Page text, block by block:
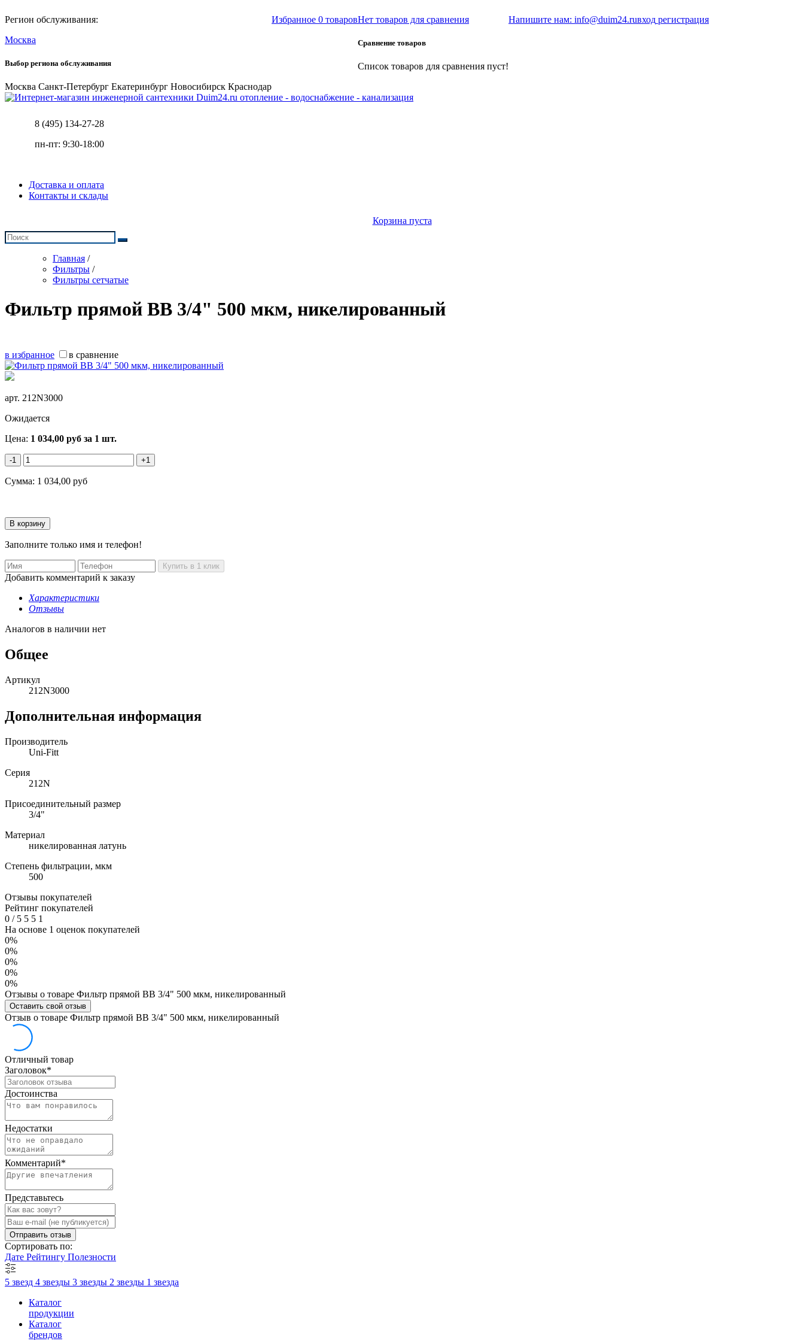
Регион обслуживания:
Москва
Выбор региона обслуживания
Москва Санкт-Петербург Екатеринбург Новосибирск Краснодар
Избранное 0 товаровНет товаров для сравнения
Сравнение товаров
Список товаров для сравнения пуст!
Напишите нам: info@duim24.ruвход регистрация
отопление - водоснабжение - канализация
8 (495) 134-27-28
пн-пт: 9:30-18:00
Доставка и оплата
Контакты и склады
Корзина пуста
Главная /
Фильтры /
Фильтры сетчатые
Фильтр прямой ВВ 3/4" 500 мкм, никелированный
в избранное в сравнение
арт. 212N3000
Ожидается
Цена: 1 034,00 руб за 1 шт.
-1 +1
Сумма: 1 034,00 руб
Заполните только имя и телефон!
Добавить комментарий к заказу
Характеристики
Отзывы
Аналогов в наличии нет
Общее
Артикул
212N3000
Дополнительная информация
Производитель
Uni-Fitt
Серия
212N
Присоединительный размер
3/4"
Материал
никелированная латунь
Степень фильтрации, мкм
500
Отзывы покупателей
Рейтинг покупателей
0 /5 5 5 1
На основе 1 оценок покупателей
0%
0%
0%
0%
0%
Отзывы о товаре Фильтр прямой ВВ 3/4" 500 мкм, никелированный
Оставить свой отзыв
Отзыв о товаре Фильтр прямой ВВ 3/4" 500 мкм, никелированный
Отличный товар
Заголовок*
Достоинства
Недостатки
Комментарий*
Представьтесь
Отправить отзыв
Сортировать по:
Дате Рейтингу Полезности
5 звезд 4 звезды 3 звезды 2 звезды 1 звезда
Каталог
продукции
Каталог
брендов